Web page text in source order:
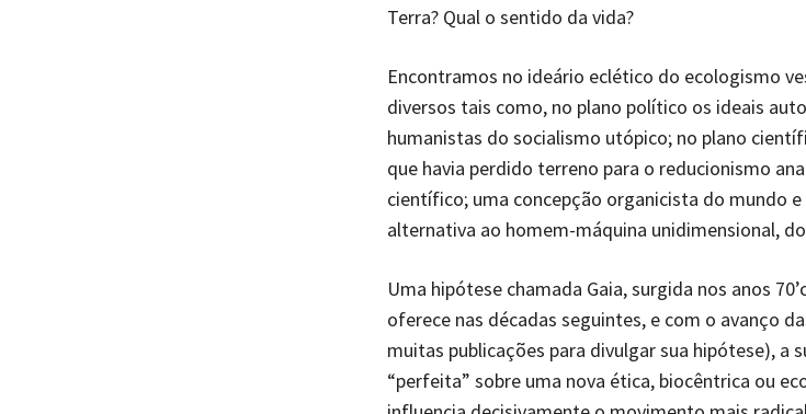
Terra? Qual o sentido da vida?
Encontramos no ideário eclético do ecologismo
diversos tais como, no plano político os ideais
humanistas do socialismo utópico; no plano
que havia perdido terreno para o reducionismo
científico; uma concepção organicista do mundo
alternativa ao homem-máquina unidimensional,
Uma hipótese chamada Gaia, surgida nos anos
oferece nas décadas seguintes, e com o avanço
muitas publicações para divulgar sua hipótese), a
“perfeita” sobre uma nova ética, biocêntrica ou